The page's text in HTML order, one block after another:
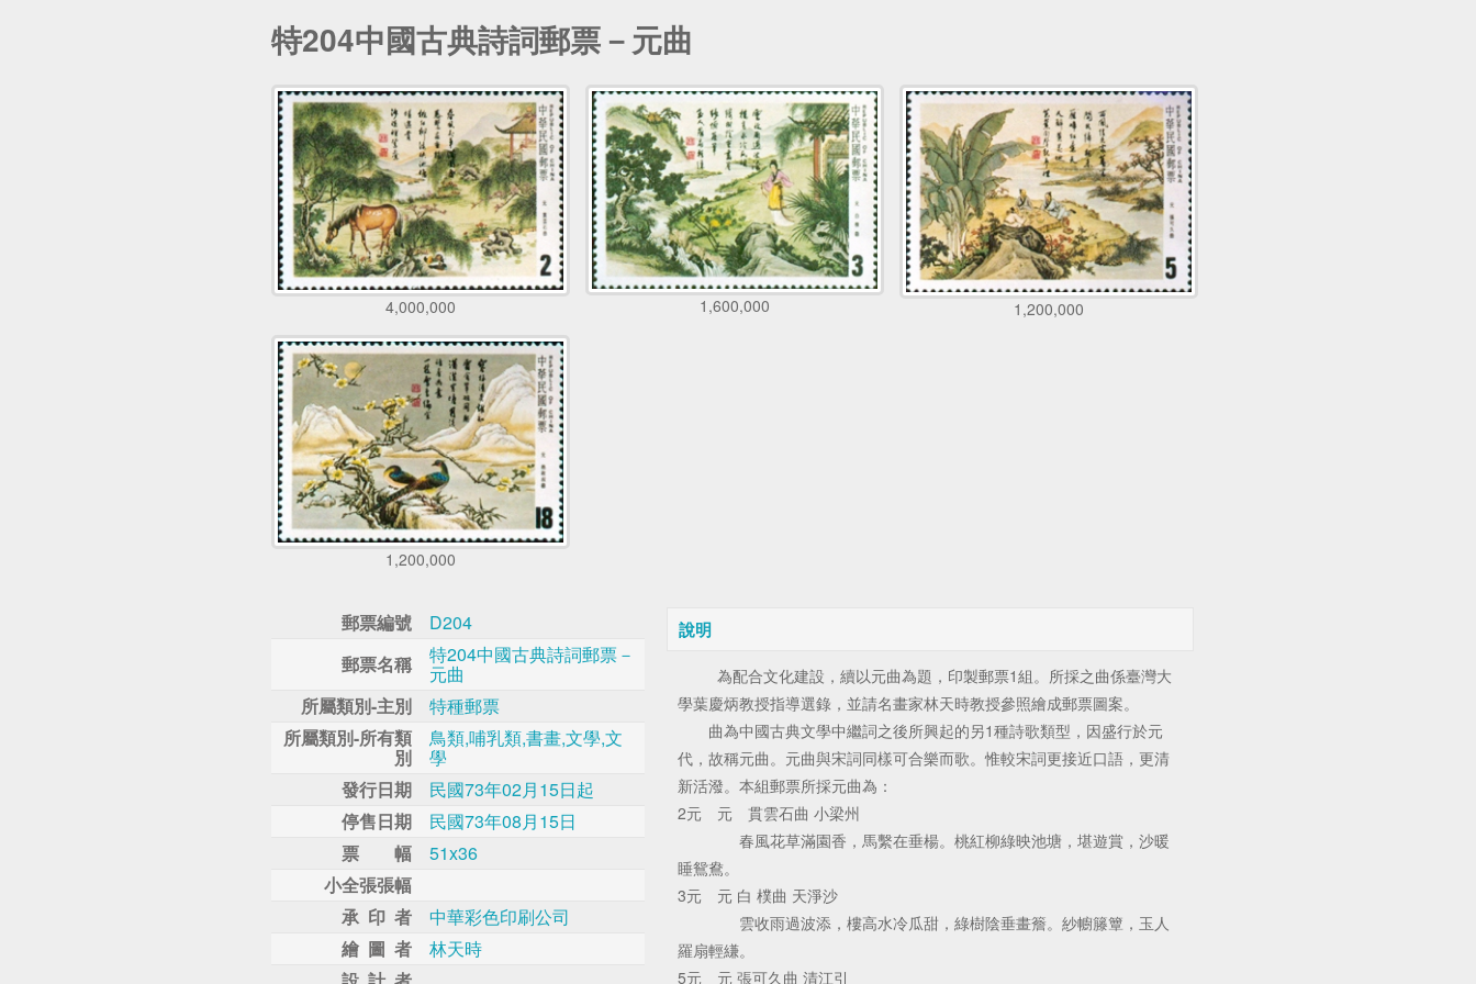
特204中國古典詩詞郵票－元曲
4,000,000 1,600,000 1,200,000
1,200,000
郵票編號
D204
郵票名稱
特204中國古典詩詞郵票－
元曲
所屬類別-主別
特種郵票
所屬類別-所有類
別
鳥類,哺乳類,書畫,文學,文
學
發行日期
民國73年02月15日起
停售日期
民國73年08月15日
票 幅
51x36
小全張張幅
承 印 者
中華彩色印刷公司
繪 圖 者
林天時
說明
為配合文化建設，續以元曲為題，印製郵票1組。所採之曲係臺灣大
學葉慶炳教授指導選錄，並請名畫家林天時教授參照繪成郵票圖案。
曲為中國古典文學中繼詞之後所興起的另1種詩歌類型，因盛行於元
代，故稱元曲。元曲與宋詞同樣可合樂而歌。惟較宋詞更接近口語，更清
新活潑。本組郵票所採元曲為：
2元 元 貫雲石曲 小梁州
春風花草滿園香，馬繫在垂楊。桃紅柳綠映池塘，堪遊賞，沙暖
睡鴛鴦。
3元 元 白 樸曲 天淨沙
雲收雨過波添，樓高水冷瓜甜，綠樹陰垂畫簷。紗幮籐簟，玉人
羅扇輕縑。
5元 元 張可久曲 清江引